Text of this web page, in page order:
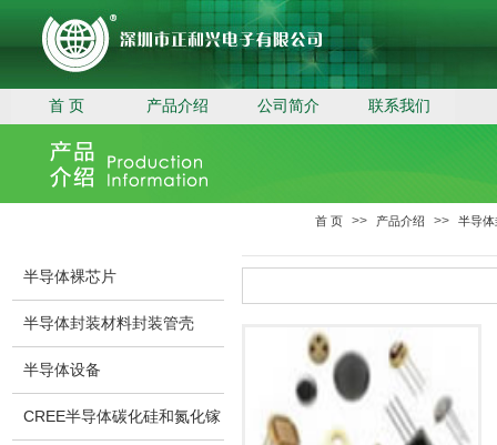
首 页 产品介绍 公司简介 联系我们
首 页 >> 产品介绍 >> 半导
半导体裸芯片
半导体封装材料封装管壳
半导体设备
CREE半导体碳化硅和氮化镓裸芯片